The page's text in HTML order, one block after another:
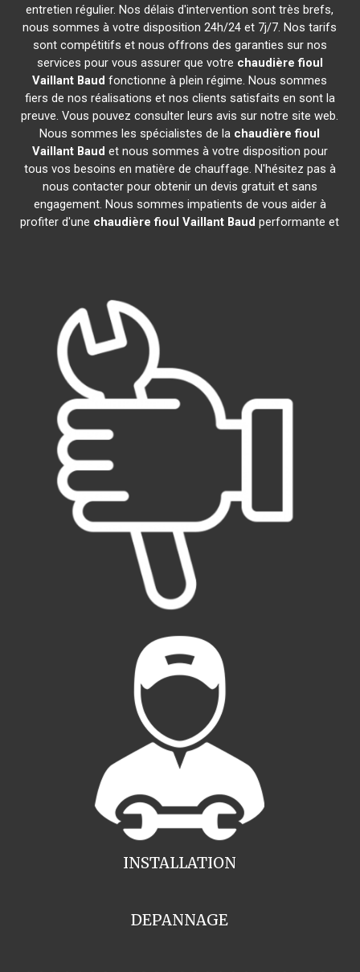
entretien régulier. Nos délais d'intervention sont très brefs,
nous sommes à votre disposition 24h/24 et 7j/7. Nos tarifs
sont compétitifs et nous offrons des garanties sur nos
services pour vous assurer que votre chaudière fioul
Vaillant Baud fonctionne à plein régime. Nous sommes
fiers de nos réalisations et nos clients satisfaits en sont la
preuve. Vous pouvez consulter leurs avis sur notre site web.
Nous sommes les spécialistes de la chaudière fioul
Vaillant Baud et nous sommes à votre disposition pour
tous vos besoins en matière de chauffage. N'hésitez pas à
nous contacter pour obtenir un devis gratuit et sans
engagement. Nous sommes impatients de vous aider à
profiter d'une chaudière fioul Vaillant Baud performante et
INSTALLATION
DEPANNAGE